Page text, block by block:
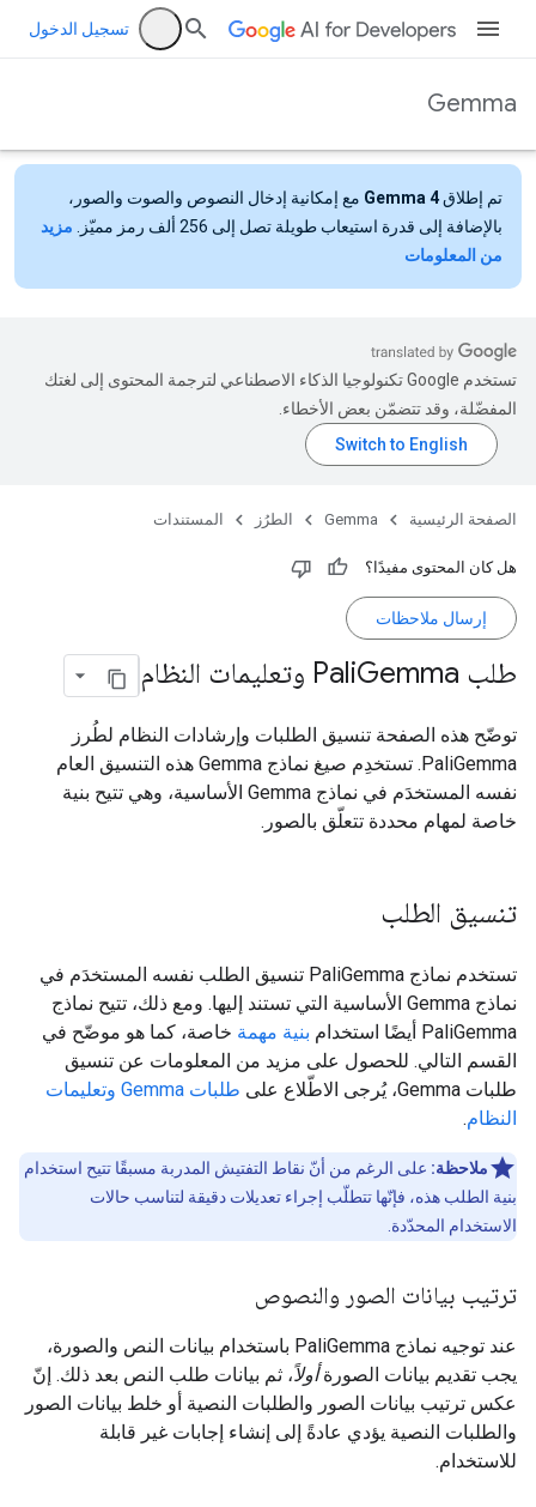
تسجيل الدخول
Gemma
تم إطلاق Gemma 4 مع إمكانية إدخال النصوص والصوت والصور،
بالإضافة إلى قدرة استيعاب طويلة تصل إلى 256 ألف رمز مميّز.
مزيد
من المعلومات
تستخدم Google تكنولوجيا الذكاء الاصطناعي لترجمة المحتوى إلى لغتك
المفضّلة، وقد تتضمّن بعض الأخطاء.
الصفحة الرئيسية Gemma الطرُز المستندات
هل كان المحتوى مفيدًا؟
إرسال ملاحظات
طلب Pali Gemma وتعليمات النظام
توضّح هذه الصفحة تنسيق الطلبات وإرشادات النظام لطُرز
PaliGemma. تستخدِم صيغ نماذج Gemma هذه التنسيق العام
نفسه المستخدَم في نماذج Gemma الأساسية، وهي تتيح بنية
خاصة لمهام محددة تتعلّق بالصور.
تنسيق الطلب
تستخدم نماذج PaliGemma تنسيق الطلب نفسه المستخدَم في
نماذج Gemma الأساسية التي تستند إليها. ومع ذلك، تتيح نماذج
PaliGemma أيضًا استخدام
بنية مهمة خاصة، كما هو موضّح في
القسم التالي. للحصول على مزيد من المعلومات عن تنسيق
طلبات Gemma، يُرجى الاطّلاع على
طلبات Gemma وتعليمات
النظام.
ملاحظة: على الرغم من أنّ نقاط التفتيش المدربة مسبقًا تتيح استخدام
بنية الطلب هذه، فإنّها تتطلّب إجراء تعديلات دقيقة لتناسب حالات
الاستخدام المحدّدة.
ترتيب بيانات الصور والنصوص
عند توجيه نماذج PaliGemma باستخدام بيانات النص والصورة،
يجب تقديم بيانات الصورةأولاً، ثم بيانات طلب النص بعد ذلك. إنّ
عكس ترتيب بيانات الصور والطلبات النصية أو خلط بيانات الصور
والطلبات النصية يؤدي عادةً إلى إنشاء إجابات غير قابلة
للاستخدام.